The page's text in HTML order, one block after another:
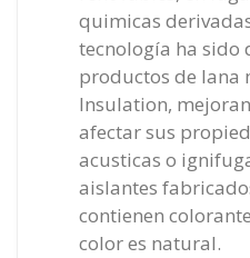
quimicas
tecnología ha sido
productos de lana
Insulation,
afectar sus
acusticas o
aislantes
contienen
color es natural.